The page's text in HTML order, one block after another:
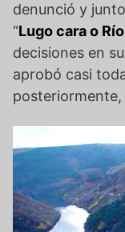
denunció y
“Lugo cara o
decisiones en
aprobó casi